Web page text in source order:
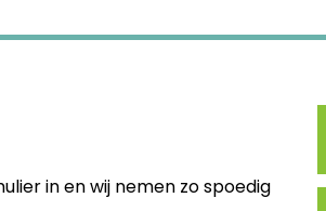
in en wij nemen zo spoedig